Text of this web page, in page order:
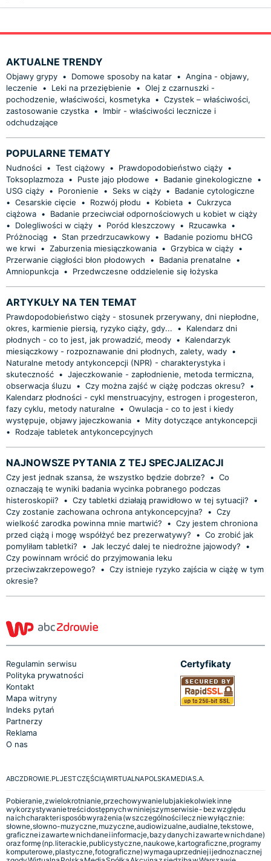
AKTUALNE TRENDY
Objawy grypy • Domowe sposoby na katar • Angina - objawy,
leczenie
• Leki na przeziębienie • Olej z czarnuszki -
pochodzenie, właściwości, kosmetyka • Czystek – właściwości,
zastosowanie czystka •
Imbir - właściwości lecznicze i
odchudzające
POPULARNE TEMATY
Nudności • Test ciążowy • Prawdopodobieństwo ciąży •
Toksoplazmoza • Puste jajo płodowe • Badanie ginekologiczne
•
USG ciąży • Poronienie • Seks w ciąży •
Badanie cytologiczne
• Cesarskie cięcie • Rozwój płodu • Kobieta • Cukrzyca
ciążowa •
Badanie przeciwciał odpornościowych u kobiet w ciąży
•
Dolegliwości w ciąży • Poród kleszczowy • Rzucawka •
Próżnociąg
• Stan przedrzucawkowy •
Badanie poziomu bHCG
we krwi • Zaburzenia miesiączkowania • Grzybica w ciąży •
Przerwanie ciągłości błon płodowych
• Badania prenatalne
•
Amniopunkcja • Przedwczesne oddzielenie się łożyska
ARTYKUŁY NA TEN TEMAT
Prawdopodobieństwo ciąży - stosunek przerywany, dni niepłodne,
okres, karmienie piersią, ryzyko ciąży, gdy...
•
Kalendarz dni
płodnych - co to jest, jak prowadzić, meody •
Kalendarzyk
miesiączkowy - rozpoznawanie dni płodnych, zalety, wady •
Naturalne metody antykoncepcji (NPR) - charakterystyka i
skuteczność • Jajeczkowanie - zapłodnienie, metoda termiczna,
obserwacja śluzu
• Czy można zajść w ciążę podczas okresu?
•
Kalendarz płodności - cykl menstruacyjny, estrogen i progesteron,
fazy cyklu, metody naturalne
• Owulacja - co to jest i kiedy
występuje, objawy jajeczkowania •
Mity dotyczące antykoncepcji
•
Rodzaje tabletek antykoncepcyjnych
NAJNOWSZE PYTANIA Z TEJ SPECJALIZACJI
Czy jest jednak szansa, że wszystko będzie dobrze? • Co
oznaczają te wyniki badania wycinka pobranego podczas
histeroskopii?
• Czy tabletki działają prawidłowo w tej sytuacji?
•
Czy zostanie zachowana ochrona antykoncepcyjna?
• Czy
wielkość zarodka powinna mnie martwić?
• Czy jestem chroniona
przed ciążą i mogę współżyć bez prezerwatywy?
• Co zrobić jak
pomyliłam tabletki?
• Jak leczyć dalej te niedrożne jajowody?
•
Czy powinnam wrócić do przyjmowania leku
przeciwzakrzepowego?
• Czy istnieje ryzyko zajścia w ciążę w tym
okresie?
Regulamin serwisu
Polityka prywatności
Kontakt
Mapa witryny
Indeks pytań
Partnerzy
Reklama
O nas
Certyfikaty
ABCZDROWIE.PL JEST CZĘŚCIĄ WIRTUALNA POLSKA MEDIA S.A.
Pobieranie, zwielokrotnianie, przechowywanie lub jakiekolwiek inne
wykorzystywanie treści dostępnych w niniejszym serwisie - bez względu
na ich charakter i sposób wyrażenia (w szczególności lecz nie wyłącznie:
słowne, słowno-muzyczne, muzyczne, audiowizualne, audialne, tekstowe,
graficzne i zawarte w nich dane i informacje, bazy danych i zawarte w nich dane)
oraz formę (np. literackie, publicystyczne, naukowe, kartograficzne, programy
komputerowe, plastyczne, fotograficzne) wymaga uprzedniej i jednoznacznej